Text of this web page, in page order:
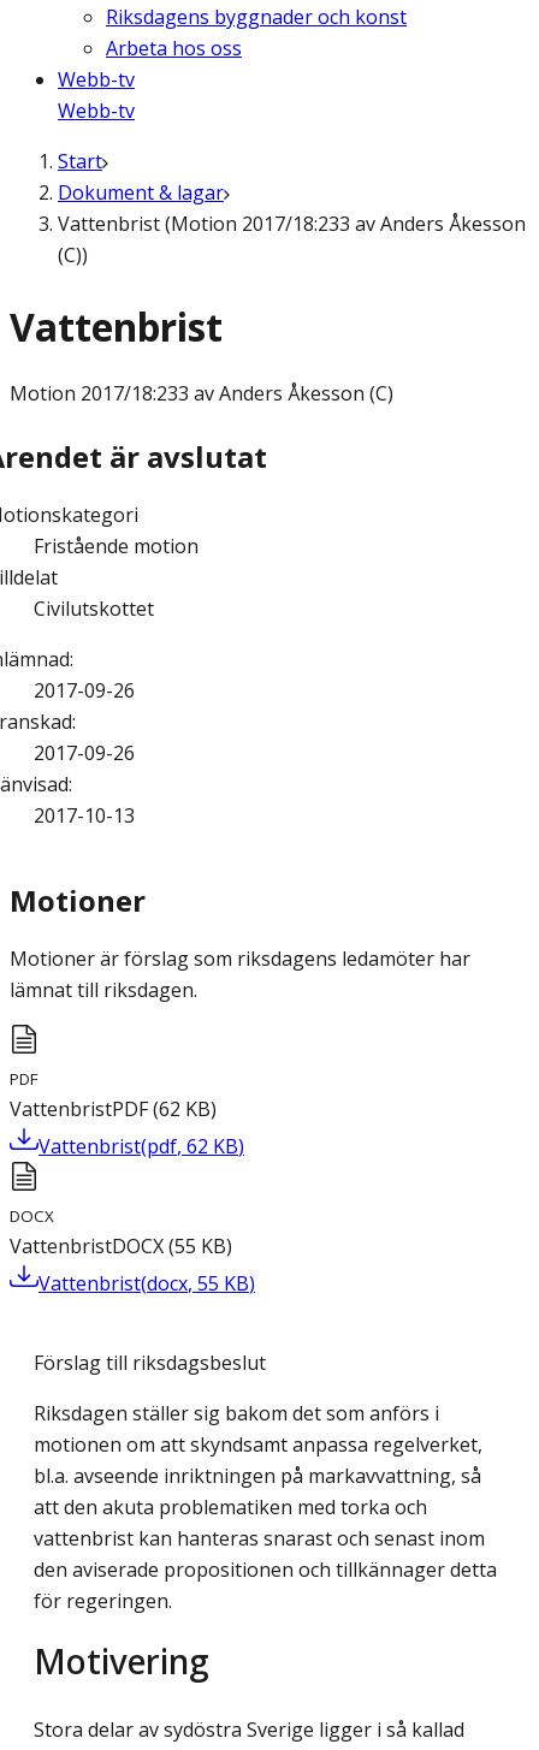
Riksdagens byggnader och konst
Arbeta hos oss
Webb-tv
Webb-tv
Start
Dokument & lagar
Vattenbrist (Motion 2017/18:233 av Anders Åkesson
(C))
Vattenbrist
Motion 2017/18:233 av Anders Åkesson (C)
är avslutat
Fristående motion
Civilutskottet
:
2017-09-26
:
2017-09-26
:
2017-10-13
Motioner
Motioner är förslag som riksdagens ledamöter har
lämnat till riksdagen.
PDF
VattenbristPDF(62 KB)
Vattenbrist(pdf, 62 KB)
DOCX
VattenbristDOCX(55 KB)
Vattenbrist(docx, 55 KB)
Förslag till riksdagsbeslut
Riksdagen ställer sig bakom det som anförs i
motionen om att skyndsamt anpassa regelverket,
bl.a. avseende inriktningen på markavvattning, så
att den akuta problematiken med torka och
vattenbrist kan hanteras snarast och senast inom
den aviserade propositionen och tillkännager detta
för regeringen.
Motivering
Stora delar av sydöstra Sverige ligger i så kallad